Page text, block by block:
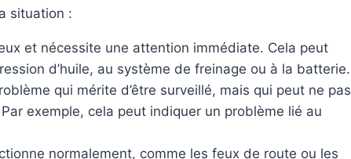
situation :
et nécessite une attention immédiate. Cela peut
d’huile, au système de freinage ou à la batterie.
qui mérite d’être surveillé, mais qui peut ne pas
exemple, cela peut indiquer un problème lié au
normalement, comme les feux de route ou les